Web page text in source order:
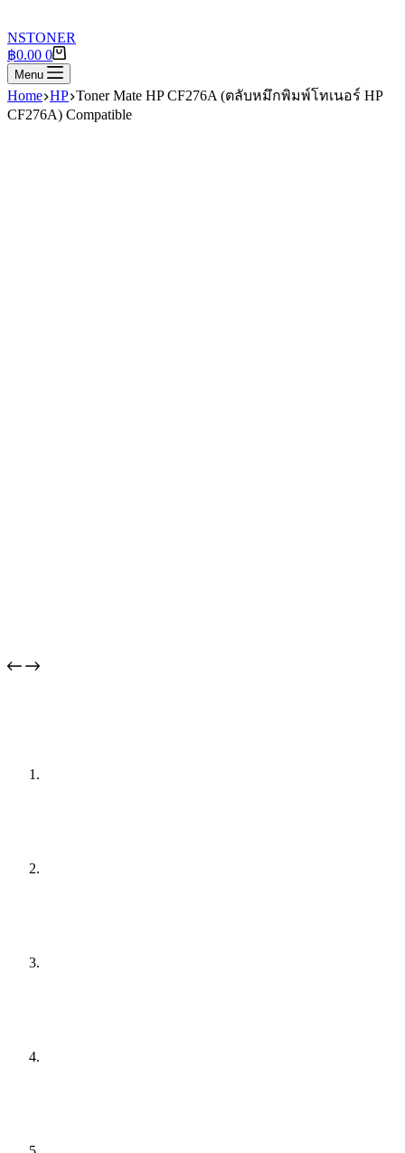
NSTONER
Shopping
cart
฿0.00 0
Menu
Home HP Toner Mate HP CF276A (ตลับหมึกพิมพ์โทเนอร์ HP
CF276A) Compatible